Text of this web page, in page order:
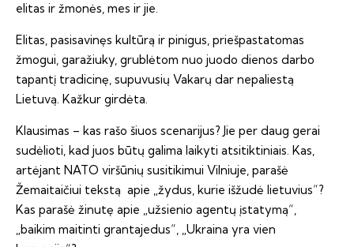
elitas ir žmonės, mes ir jie.
Elitas, pasisavinęs kultūrą ir pinigus, priešpastatomas
žmogui, garažiuky, grublėtom nuo juodo dienos darbo
tapantį tradicinę, supuvusių Vakarų dar nepaliestą
Lietuvą. Kažkur girdėta.
Klausimas – kas rašo šiuos scenarijus? Jie per daug gerai
sudėlioti, kad juos būtų galima laikyti atsitiktiniais. Kas,
artėjant NATO viršūnių susitikimui Vilniuje, parašė
Žemaitaičiui tekstą apie „žydus, kurie išžudė lietuvius“?
Kas parašė žinutę apie „užsienio agentų įstatymą“,
„baikim maitinti grantajedus“, „Ukraina yra vien